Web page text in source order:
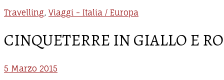
Travelling, Viaggi - Italia / Europa
CINQUETERRE IN GIALLO E
5 Marzo 2015